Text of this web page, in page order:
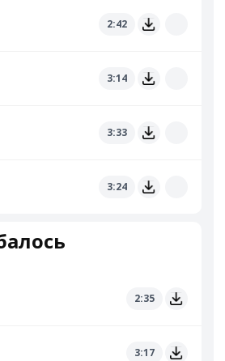
2:42
3:14
3:33
3:24
2:35
3:17